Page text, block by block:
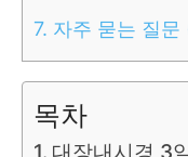
7. 자주 묻는 질문
목차